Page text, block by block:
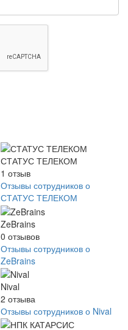
СТАТУС ТЕЛЕКОМ
1 отзыв
Отзывы сотрудников о
СТАТУС ТЕЛЕКОМ
ZeBrains
0 отзывов
Отзывы сотрудников о
ZeBrains
Nival
2 отзыва
Отзывы сотрудников о Nival